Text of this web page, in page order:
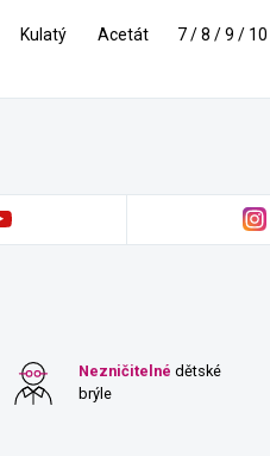
Kulatý Acetát 7 / 8 / 9 / 10
Nezničitelné dětské
brýle